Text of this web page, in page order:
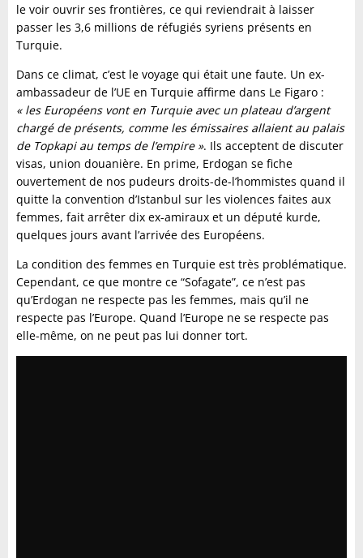
le voir ouvrir ses frontières, ce qui reviendrait à laisser
passer les 3,6 millions de réfugiés syriens présents en
Turquie.
Dans ce climat, c’est le voyage qui était une faute. Un ex-
ambassadeur de l’UE en Turquie affirme dans Le Figaro :
« les Européens vont en Turquie avec un plateau d’argent
chargé de présents, comme les émissaires allaient au palais
de Topkapi au temps de l’empire ». Ils acceptent de discuter
visas, union douanière. En prime, Erdogan se fiche
ouvertement de nos pudeurs droits-de-l’hommistes quand il
quitte la convention d’Istanbul sur les violences faites aux
femmes, fait arrêter dix ex-amiraux et un député kurde,
quelques jours avant l’arrivée des Européens.
La condition des femmes en Turquie est très problématique.
Cependant, ce que montre ce “Sofagate”, ce n’est pas
qu’Erdogan ne respecte pas les femmes, mais qu’il ne
respecte pas l’Europe. Quand l’Europe ne se respecte pas
elle-même, on ne peut pas lui donner tort.